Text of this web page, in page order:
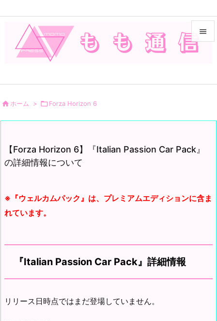


サイド

 ホーム > Forza Horizon 6
【Forza Horizon 6】『Italian Passion Car Pack』
の詳細情報について
※『ウェルカムパック』は、プレミアムエディションに含ま
れています。
『Italian Passion Car Pack』詳細情報
リリース日時点ではまだ登場していません。